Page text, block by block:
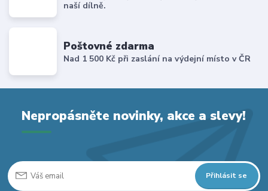
naší dílně.
Poštovné zdarma
Nad 1 500 Kč při zaslání na výdejní místo v ČR
Nepropásněte novinky, akce a slevy!
Přihlásit se